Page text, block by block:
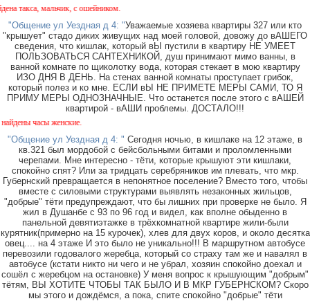
такса, мальчик, с ошейником.
"Общение ул Уездная д 4: "Уважаемые хозяева квартиры 327 или кто
"крышует" стадо диких живущих над моей головой, довожу до вАШЕГО
сведения, что кишлак, который вЫ пустили в квартиру НЕ УМЕЕТ
ПОЛЬЗОВАТЬСЯ САНТЕХНИКОЙ, душ принимают мимо ванны, в
ванной комнате по щиколотку вода, которая стекает в мою квартиру
ИЗО ДНЯ В ДЕНЬ. На стенах ванной комнаты проступает грибок,
который полез и ко мне. ЕСЛИ вЫ НЕ ПРИМЕТЕ МЕРЫ САМИ, ТО Я
ПРИМУ МЕРЫ ОДНОЗНАЧНЫЕ. Что останется после этого с вАШЕЙ
квартирой - вАШИ проблемы. ДОСТАЛО!!!
часы женские.
"Общение ул Уездная д 4: " Сегодня ночью, в кишлаке на 12 этаже, в
кв.321 был мордобой с бейсбольными битами и проломленными
черепами. Мне интересно - тёти, которые крышуют эти кишлаки,
спокойно спят? Или за тридцать серебряников им плевать, что мкр.
Губернский превращается в непонятное поселение? Вместо того, чтобы
вместе с силовыми структурами выявлять незаконных жильцов,
"добрые" тёти предупреждают, что бы лишних при проверке не было. Я
жил в Душанбе с 93 по 96 год и видел, как вполне обыденно в
панельной девятиэтажке в трёхкомнатной квартире жили-были
курятник(примерно на 15 курочек), хлев для двух коров, и около десятка
овец.... на 4 этаже И это было не уникально!!! В маршрутном автобусе
перевозили годовалого жеребца, который со страху там же и навалял в
автобусе (кстати никто ни чего и не убрал, хозяин спокойно доехал и
сошёл с жеребцом на остановке) У меня вопрос к крышующим "добрым"
тётям, ВЫ ХОТИТЕ ЧТОБЫ ТАК БЫЛО И В МКР ГУБЕРНСКОМ? Скоро
мы этого и дождёмся, а пока, спите спокойно "добрые" тёти